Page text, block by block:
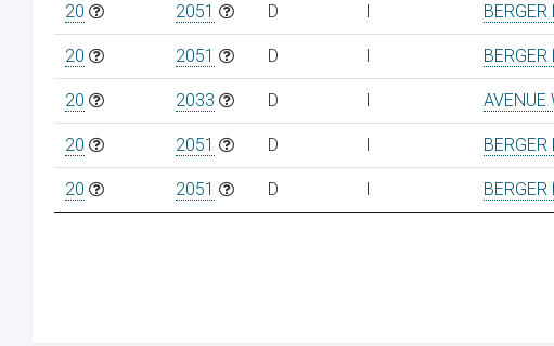
20 2051 D I BERGER
20 2051 D I BERGER
20 2033 D I AVENUE
20 2051 D I BERGER
20 2051 D I BERGER